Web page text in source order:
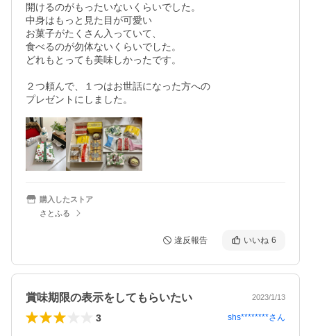
開けるのがもったいないくらいでした。
中身はもっと見た目が可愛い
お菓子がたくさん入っていて、
食べるのが勿体ないくらいでした。
どれもとっても美味しかったです。
２つ頼んで、１つはお世話になった方への
プレゼントにしました。
購入したストア
さとふる
違反報告 いいね 6
賞味期限の表示をしてもらいたい 2023/1/13
3 shs********さん